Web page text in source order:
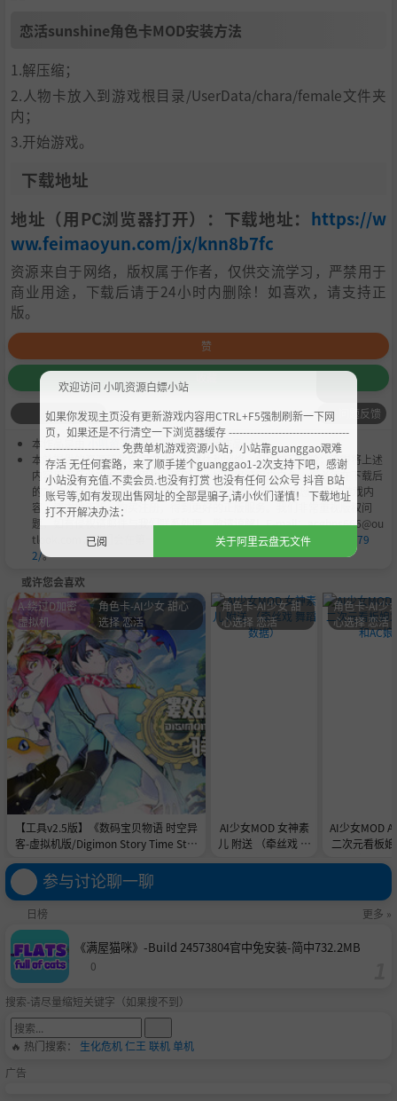
恋活sunshine角色卡MOD安装方法
1.解压缩；
2.人物卡放入到游戏根目录/UserData/chara/female文件夹
内；
3.开始游戏。
下载地址
地址（用PC浏览器打开）：下载地址： https://w
ww.feimaoyun.com/jx/knn8b7fc
资源来自于网络，版权属于作者，仅供交流学习，严禁用于
商业用途，下载后请于24小时内删除！如喜欢，请支持正
版。
赞
问题反馈
本作品是由
小叽资源会员Chobits's 搬运作品.
本站提供的资源转载自国内外各大媒体和网络，仅供试玩体验；不得将上述
内容用于商业或者非法用途，否则，一切后果请用户自负。您必须在下载后
的24个小时之内，从您的电脑中彻底删除上述内容。如果您喜欢该游戏内
容，请支持正版，购买注册，得到更好的正版服务。我们非常重视版权问
题，如有侵权请邮件与我们联系处理。敬请谅解！E-mail：acgbns666@ou
tlook.com，我们会在第一时间断开下载链接https://steamzg.com/679
2/。
或许您会喜欢
【工具v2.5版】《数码宝贝物语 时空异
客-虚拟机版/Digimon Story Time Stra
官中免安装-简中31.1GB
A-绕过D加密
虚拟机
角色卡-AI少女 甜心
选择 恋活
AI少女MOD 女神素
儿 附送 （牵丝戏 舞
角色卡-AI少女 甜
心选择 恋活
AI少女MOD A
二次元看板
角色卡-AI少
心选择 恋活
参与讨论聊一聊
日榜 更多 »
《满屋猫咪》-Build 24573804官中免安装-简中732.2MB
0
搜索-请尽量缩短关键字（如果搜不到）
🔥 热门搜索： 生化危机仁王 联机单机
广告
欢迎访问 小叽资源白嫖小站
如果你发现主页没有更新游戏内容用CTRL+F5强制刷新一下网
页，如果还是不行清空一下浏览器缓存 ----------------------------------
--------------------- 免费单机游戏资源小站，小站靠guanggao艰难
存活 无任何套路，来了顺手搓个guanggao1-2次支持下吧，感谢
小站没有充值.不卖会员.也没有打赏 也没有任何 公众号 抖音 B站
账号等,如有发现出售网址的全部是骗子,请小伙们谨慎！ 下载地址
打不开解决办法：
已阅
关于阿里云盘无文件